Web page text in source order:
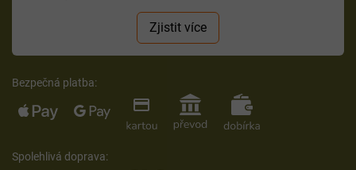
Zjistit více
Bezpečná platba:
Spolehlivá doprava: